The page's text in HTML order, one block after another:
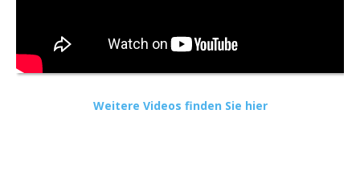
Weitere Videos finden Sie hier